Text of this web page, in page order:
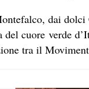
dai
del cuore verde
tra il